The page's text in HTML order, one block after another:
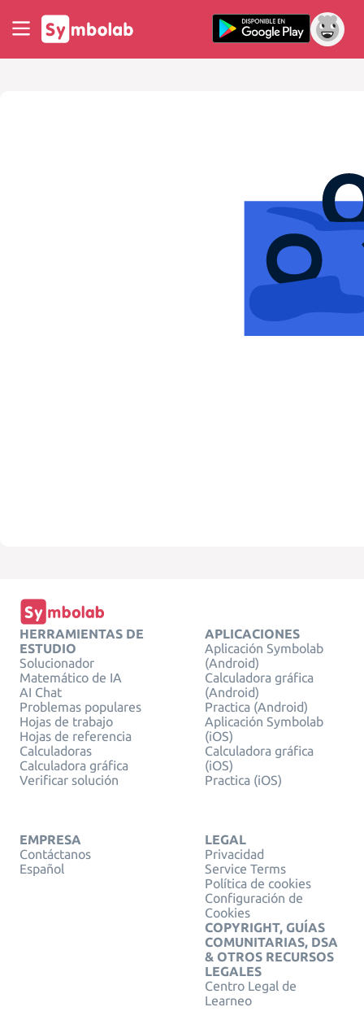
HERRAMIENTAS DE
ESTUDIO
Solucionador
Matemático de IA
AI Chat
Problemas populares
Hojas de trabajo
Hojas de referencia
Calculadoras
Calculadora gráfica
Verificar solución
APLICACIONES
Aplicación Symbolab
(Android)
Calculadora gráfica
(Android)
Practica (Android)
Aplicación Symbolab
(iOS)
Calculadora gráfica
(iOS)
Practica (iOS)
EMPRESA
Contáctanos
Español
LEGAL
Privacidad
Service Terms
Política de cookies
Configuración de
Cookies
COPYRIGHT, GUÍAS
COMUNITARIAS, DSA
& OTROS RECURSOS
LEGALES
Centro Legal de
Learneo